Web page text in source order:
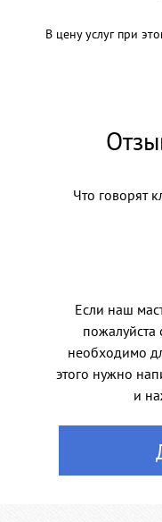
В цену услуг при
Что говорят
Если наш
пожалуйста
необходимо
этого нужно
и